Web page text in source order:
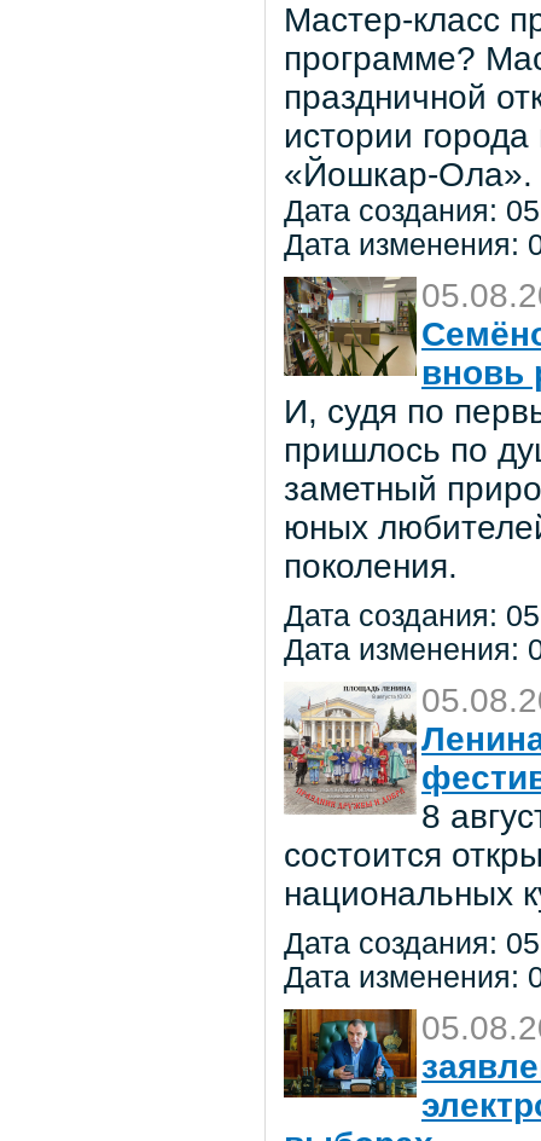
Мастер-класс
программе?
праздничной
истории
«Йошкар-Ола».
Дата создания:
Дата изменения:
вновь
И, судя по
пришлось по
заметный
юных
поколения.
Дата создания:
Дата изменения:
8
состоится
национальных
Дата создания:
Дата изменения: